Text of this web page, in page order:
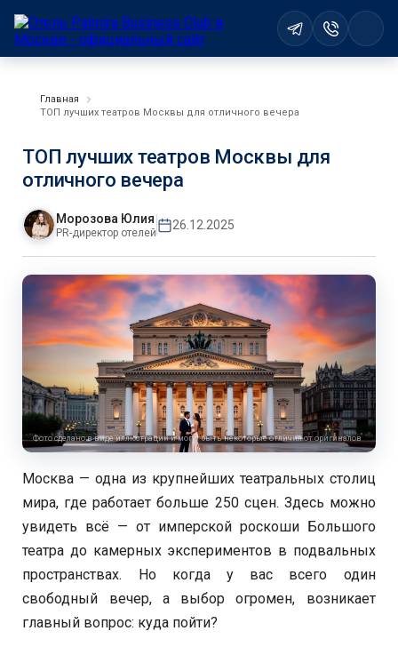
Главная
ТОП лучших театров Москвы для отличного вечера
ТОП лучших театров Москвы для
отличного вечера
Морозова Юлия
PR-директор отелей
26.12.2025
Фото сделано в виде иллюстрации и могут быть некоторые отличия от оригиналов
Москва — одна из крупнейших театральных столиц
мира, где работает больше 250 сцен. Здесь можно
увидеть всё — от имперской роскоши Большого
театра до камерных экспериментов в подвальных
пространствах. Но когда у вас всего один
свободный вечер, а выбор огромен, возникает
главный вопрос: куда пойти?